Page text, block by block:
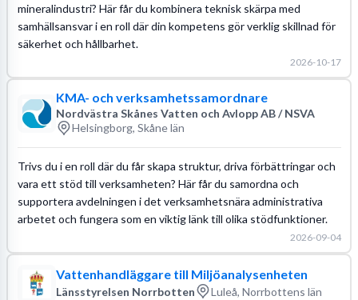
mineralindustri? Här får du kombinera teknisk skärpa med
samhällsansvar i en roll där din kompetens gör verklig skillnad för
säkerhet och hållbarhet.
2026-10-17
KMA- och verksamhetssamordnare
Nordvästra Skånes Vatten och Avlopp AB / NSVA
Helsingborg, Skåne län
Trivs du i en roll där du får skapa struktur, driva förbättringar och
vara ett stöd till verksamheten? Här får du samordna och
supportera avdelningen i det verksamhetsnära administrativa
arbetet och fungera som en viktig länk till olika stödfunktioner.
2026-09-04
Vattenhandläggare till Miljöanalysenheten
Länsstyrelsen Norrbotten Luleå, Norrbottens län